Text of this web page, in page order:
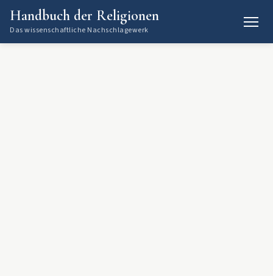
Handbuch der Religionen
Das wissenschaftliche Nachschlagewerk